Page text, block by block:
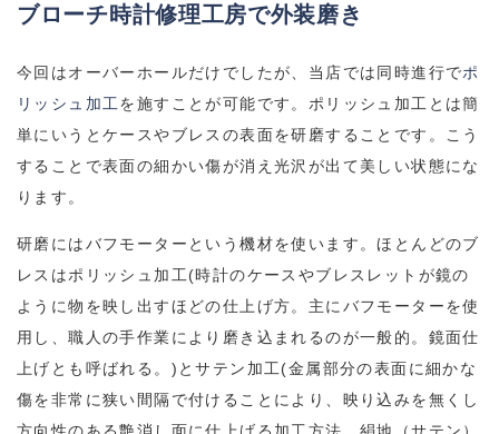
ブローチ時計修理工房で外装磨き
今回はオーバーホールだけでしたが、当店では同時進行でポ
リッシュ加工を施すことが可能です。ポリッシュ加工とは簡
単にいうとケースやブレスの表面を研磨することです。こう
することで表面の細かい傷が消え光沢が出て美しい状態にな
ります。
研磨にはバフモーターという機材を使います。ほとんどのブ
レスはポリッシュ加工(時計のケースやブレスレットが鏡の
ように物を映し出すほどの仕上げ方。主にバフモーターを使
用し、職人の手作業により磨き込まれるのが一般的。鏡面仕
上げとも呼ばれる。)とサテン加工(金属部分の表面に細かな
傷を非常に狭い間隔で付けることにより、映り込みを無くし
方向性のある艶消し面に仕上げる加工方法。絹地（サテン）